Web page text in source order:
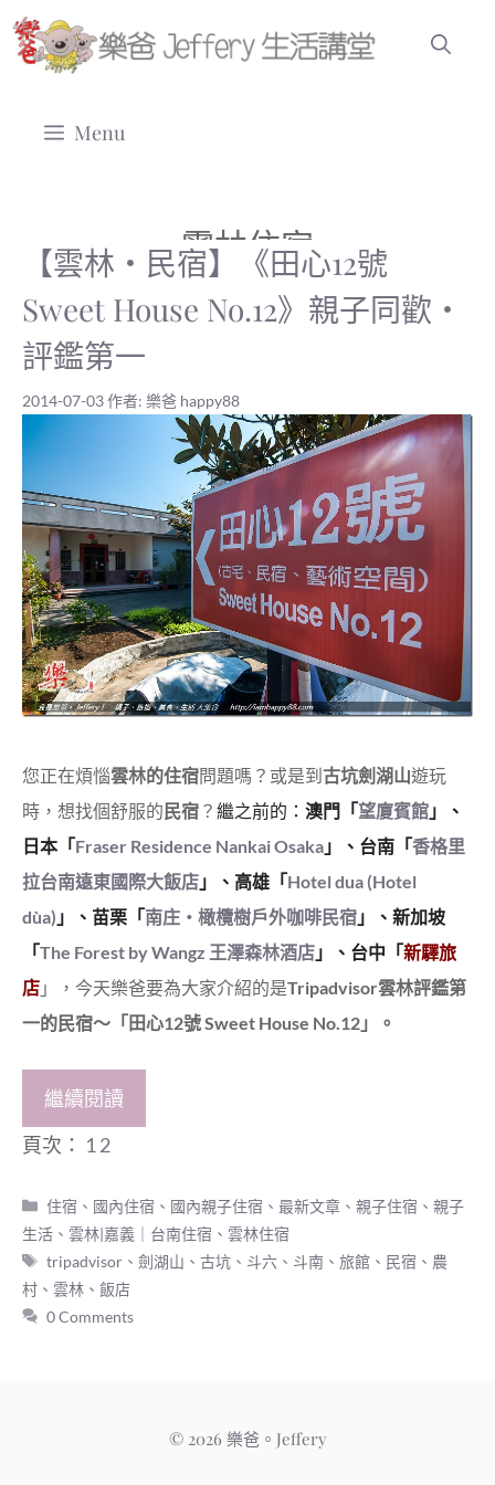
跳
至
Menu
雲林住宿
【雲林‧民宿】《田心12號
Sweet House No.12》親子同歡‧
評鑑第一
2014-07-03作者: 樂爸 happy88
您正在煩惱雲林的住宿問題嗎？或是到古坑劍湖山遊玩
時，想找個舒服的民宿 ？ 繼之前的： 澳門「望廈賓館 」、
日本「Fraser Residence Nankai Osaka 」、 台南「香格里
拉台南遠東國際大飯店 」、 高雄「Hotel dua (Hotel
dùa) 」、 苗栗「南庄‧橄欖樹戶外咖啡民宿 」、 新加坡
「The Forest by Wangz 王澤森林酒店 」、 台中「新驛旅
店 」，今天樂爸要為大家介紹的是Tripadvisor雲林評鑑第
一的民宿～「田心12號 Sweet House No.12」。
繼續閱讀
頁次： 1 2
分
類
住宿 、 國內住宿 、 國內親子住宿 、最新文章 、親子住宿 、親子
生活 、 雲林|嘉義｜台南住宿 、 雲林住宿
標
籤
tripadvisor 、劍湖山 、古坑 、 斗六 、 斗南 、旅館 、 民宿 、 農
村 、 雲林 、 飯店
0 Comments
© 2026 樂爸。Jeffery